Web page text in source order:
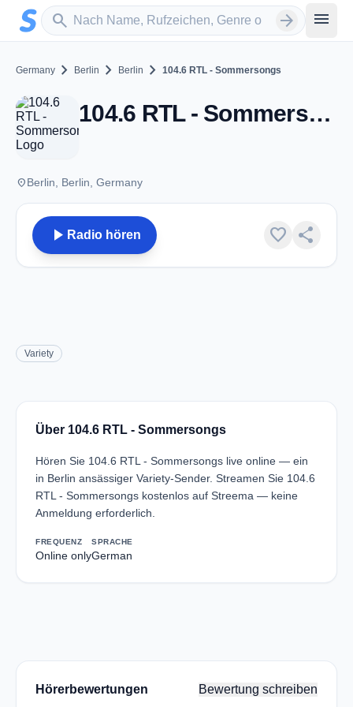
Zum Hauptinhalt springen
search
Sender suchen arrow_forward menu
Germany chevron_right Berlin chevron_right Berlin chevron_right 104.6 RTL - Sommersongs
104.6 RTL - Sommersongs - Berlin
placeBerlin, Berlin, Germany
play_arrow Radio hören favorite share
Variety
Über 104.6 RTL - Sommersongs
Hören Sie 104.6 RTL - Sommersongs live online — ein
in Berlin ansässiger Variety-Sender. Streamen Sie 104.6
RTL - Sommersongs kostenlos auf Streema — keine
Anmeldung erforderlich.
FREQUENZ
Online only
SPRACHE
German
Hörerbewertungen Bewertung schreiben